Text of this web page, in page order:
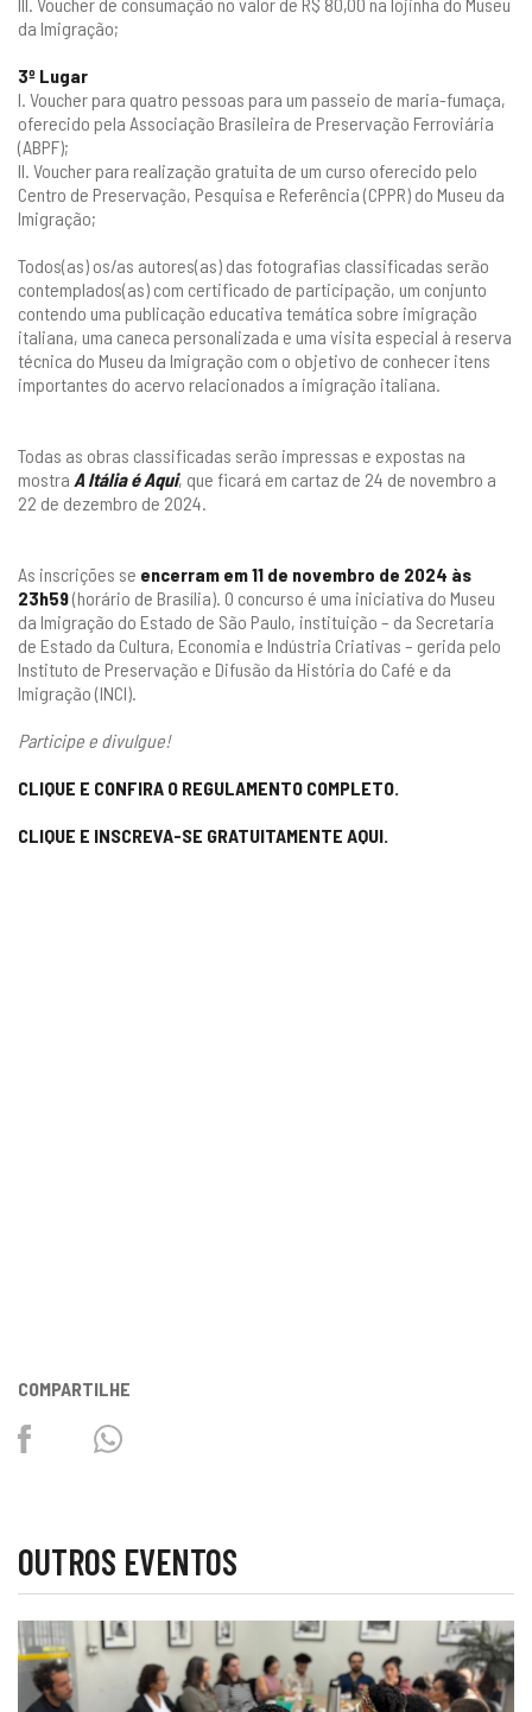
da Imigração;
3º Lugar
I. Voucher para quatro pessoas para um passeio de maria-fumaça,
oferecido pela Associação Brasileira de Preservação Ferroviária
(ABPF);
II. Voucher para realização gratuita de um curso oferecido pelo
Centro de Preservação, Pesquisa e Referência (CPPR) do Museu da
Imigração;
Todos(as) os/as autores(as) das fotografias classificadas serão
contemplados(as) com certificado de participação, um conjunto
contendo uma publicação educativa temática sobre imigração
italiana, uma caneca personalizada e uma visita especial à reserva
técnica do Museu da Imigração com o objetivo de conhecer itens
importantes do acervo relacionados a imigração italiana.
Todas as obras classificadas serão impressas e expostas na
mostra A Itália é Aqui, que ficará em cartaz de 24 de novembro a
22 de dezembro de 2024.
As inscrições se encerram em 11 de novembro de 2024 às
23h59(horário de Brasília). O concurso é uma iniciativa do Museu
da Imigração do Estado de São Paulo, instituição – da Secretaria
de Estado da Cultura, Economia e Indústria Criativas – gerida pelo
Instituto de Preservação e Difusão da História do Café e da
Imigração (INCI).
Participe e divulgue!
CLIQUE E CONFIRA O REGULAMENTO COMPLETO.
CLIQUE E INSCREVA-SE GRATUITAMENTE AQUI.
COMPARTILHE
FacebookTwitterWhatsapp
OUTROS EVENTOS